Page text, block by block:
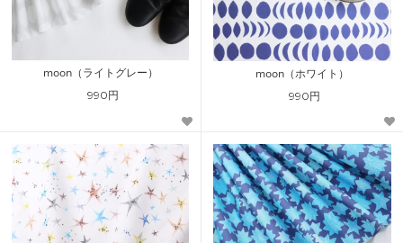
moon（ライトグレー）
990円
moon（ホワイト）
990円